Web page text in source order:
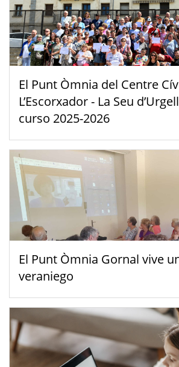
El Punt Òmnia del Centre
L’Escorxador - La Seu
curso 2025-2026
El Punt Òmnia Gornal vive
veraniego